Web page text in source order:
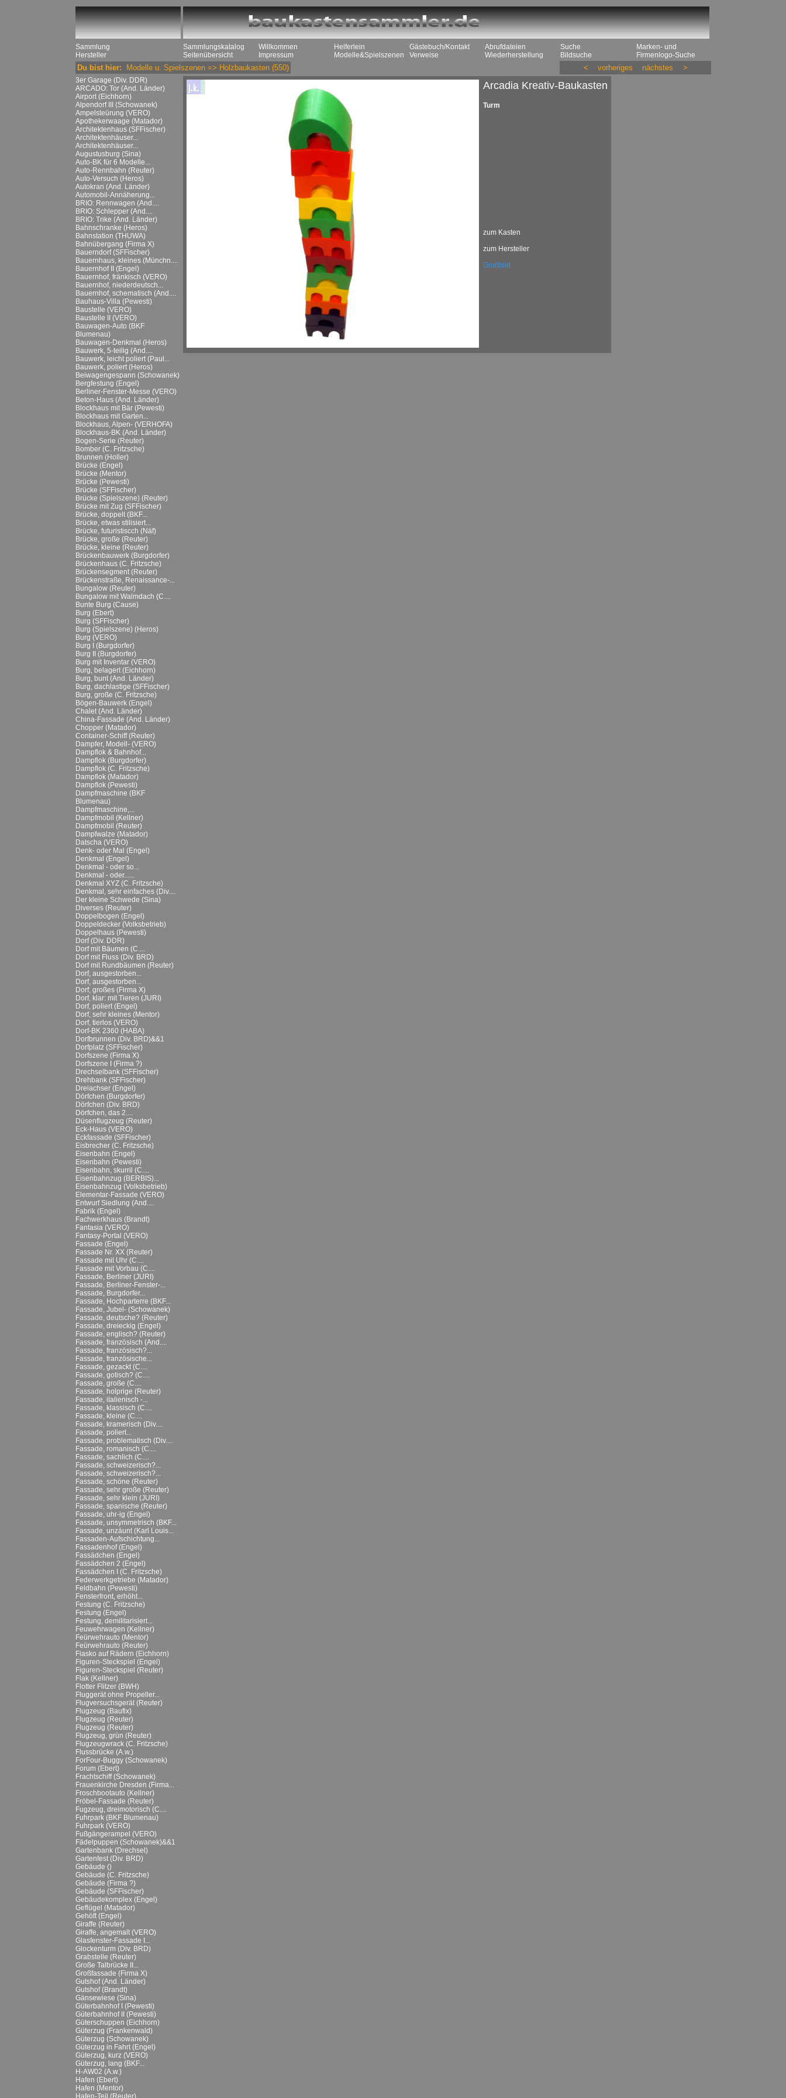
Sammlung
Hersteller
Sammlungskatalog
Seitenübersicht
Willkommen
Impressum
Helferlein
Modelle&Spielszenen
Gästebuch/Kontakt
Verweise
Abrufdateien
Wiederherstellung
Suche
Bildsuche
Marken- und
Firmenlogo-Suche
Du bist hier: Modelle u. Spielszenen => Holzbaukasten (550) < vorheriges nächstes >
3er Garage (Div. DDR)
ARCADO: Tor (And. Länder)
Airport (Eichhorn)
Alpendorf III (Schowanek)
Ampelsteürung (VERO)
Apothekerwaage (Matador)
Architektenhaus (SFFischer)
Architektenhäuser...
Architektenhäuser...
Augustusburg (Sina)
Auto-BK für 6 Modelle...
Auto-Rennbahn (Reuter)
Auto-Versuch (Heros)
Autokran (And. Länder)
Automobil-Annäherung...
BRIO: Rennwagen (And....
BRIO: Schlepper (And....
BRIO: Trike (And. Länder)
Bahnschranke (Heros)
Bahnstation (THUWA)
Bahnübergang (Firma X)
Bauerndorf (SFFischer)
Bauernhaus, kleines (Münchn....
Bauernhof II (Engel)
Bauernhof, fränkisch (VERO)
Bauernhof, niederdeutsch...
Bauernhof, schematisch (And....
Bauhaus-Villa (Pewesti)
Baustelle (VERO)
Baustelle II (VERO)
Bauwagen-Auto (BKF
Blumenau)
Bauwagen-Denkmal (Heros)
Bauwerk, 5-teilig (And....
Bauwerk, leicht poliert (Paul...
Bauwerk, poliert (Heros)
Beiwagengespann (Schowanek)
Bergfestung (Engel)
Berliner-Fenster-Messe (VERO)
Beton-Haus (And. Länder)
Blockhaus mit Bär (Pewesti)
Blockhaus mit Garten...
Blockhaus, Alpen- (VERHOFA)
Blockhaus-BK (And. Länder)
Bogen-Serie (Reuter)
Bomber (C. Fritzsche)
Brunnen (Holler)
Brücke (Engel)
Brücke (Mentor)
Brücke (Pewesti)
Brücke (SFFischer)
Brücke (Spielszene) (Reuter)
Brücke mit Zug (SFFischer)
Brücke, doppelt (BKF...
Brücke, etwas stilisiert...
Brücke, futuristiscch (Näf)
Brücke, große (Reuter)
Brücke, kleine (Reuter)
Brückenbauwerk (Burgdorfer)
Brückenhaus (C. Fritzsche)
Brückensegment (Reuter)
Brückenstraße, Renaissance-...
Bungalow (Reuter)
Bungalow mit Walmdach (C....
Bunte Burg (Cause)
Burg (Ebert)
Burg (SFFischer)
Burg (Spielszene) (Heros)
Burg (VERO)
Burg I (Burgdorfer)
Burg II (Burgdorfer)
Burg mit Inventar (VERO)
Burg, belagert (Eichhorn)
Burg, bunt (And. Länder)
Burg, dachlastige (SFFischer)
Burg, große (C. Fritzsche)
Bögen-Bauwerk (Engel)
Chalet (And. Länder)
China-Fassade (And. Länder)
Chopper (Matador)
Container-Schiff (Reuter)
Dampfer, Modell- (VERO)
Dampflok & Bahnhof...
Dampflok (Burgdorfer)
Dampflok (C. Fritzsche)
Dampflok (Matador)
Dampflok (Pewesti)
Dampfmaschine (BKF
Blumenau)
Dampfmaschine,...
Dampfmobil (Kellner)
Dampfmobil (Reuter)
Dampfwalze (Matador)
Datscha (VERO)
Denk- oder Mal (Engel)
Denkmal (Engel)
Denkmal - oder so...
Denkmal - oder......
Denkmal XYZ (C. Fritzsche)
Denkmal, sehr einfaches (Div....
Der kleine Schwede (Sina)
Diverses (Reuter)
Doppelbogen (Engel)
Doppeldecker (Volksbetrieb)
Doppelhaus (Pewesti)
Dorf (Div. DDR)
Dorf mit Bäumen (C....
Dorf mit Fluss (Div. BRD)
Dorf mit Rundbäumen (Reuter)
Dorf, ausgestorben...
Dorf, ausgestorben...
Dorf, großes (Firma X)
Dorf, klar: mit Tieren (JURI)
Dorf, poliert (Engel)
Dorf, sehr kleines (Mentor)
Dorf, tierlos (VERO)
Dorf-BK 2360 (HABA)
Dorfbrunnen (Div. BRD)&&1
Dorfplatz (SFFischer)
Dorfszene (Firma X)
Dorfszene I (Firma ?)
Drechselbank (SFFischer)
Drehbank (SFFischer)
Dreiachser (Engel)
Dörfchen (Burgdorfer)
Dörfchen (Div. BRD)
Dörfchen, das 2....
Düsenflugzeug (Reuter)
Eck-Haus (VERO)
Eckfassade (SFFischer)
Eisbrecher (C. Fritzsche)
Eisenbahn (Engel)
Eisenbahn (Pewesti)
Eisenbahn, skurril (C....
Eisenbahnzug (BERBIS)...
Eisenbahnzug (Volksbetrieb)
Elementar-Fassade (VERO)
Entwurf Siedlung (And....
Fabrik (Engel)
Fachwerkhaus (Brandt)
Fantasia (VERO)
Fantasy-Portal (VERO)
Fassade (Engel)
Fassade Nr. XX (Reuter)
Fassade mit Uhr (C....
Fassade mit Vorbau (C....
Fassade, Berliner (JURI)
Fassade, Berliner-Fenster-...
Fassade, Burgdorfer...
Fassade, Hochparterre (BKF...
Fassade, Jubel- (Schowanek)
Fassade, deutsche? (Reuter)
Fassade, dreieckig (Engel)
Fassade, englisch? (Reuter)
Fassade, französisch (And....
Fassade, französisch?...
Fassade, französische...
Fassade, gezackt (C....
Fassade, gotisch? (C....
Fassade, große (C....
Fassade, holprige (Reuter)
Fassade, italienisch -...
Fassade, klassisch (C....
Fassade, kleine (C....
Fassade, kramerisch (Div....
Fassade, poliert...
Fassade, problematisch (Div....
Fassade, romanisch (C....
Fassade, sachlich (C....
Fassade, schweizerisch?...
Fassade, schweizerisch?...
Fassade, schöne (Reuter)
Fassade, sehr große (Reuter)
Fassade, sehr klein (JURI)
Fassade, spanische (Reuter)
Fassade, uhr-ig (Engel)
Fassade, unsymmetrisch (BKF...
Fassade, unzäunt (Karl Louis...
Fassaden-Aufschichtung...
Fassadenhof (Engel)
Fassädchen (Engel)
Fassädchen 2 (Engel)
Fassädchen I (C. Fritzsche)
Federwerkgetriebe (Matador)
Feldbahn (Pewesti)
Fensterfront, erhöht...
Festung (C. Fritzsche)
Festung (Engel)
Festung, demilitarisiert...
Feuwehrwagen (Kellner)
Feürwehrauto (Mentor)
Feürwehrauto (Reuter)
Fiasko auf Rädern (Eichhorn)
Figuren-Steckspiel (Engel)
Figuren-Steckspiel (Reuter)
Flak (Kellner)
Flotter Flitzer (BWH)
Fluggerät ohne Propeller...
Flugversuchsgerät (Reuter)
Flugzeug (Baufix)
Flugzeug (Reuter)
Flugzeug (Reuter)
Flugzeug, grün (Reuter)
Flugzeugwrack (C. Fritzsche)
Flussbrücke (A.w.)
ForFour-Buggy (Schowanek)
Forum (Ebert)
Frachtschiff (Schowanek)
Frauenkirche Dresden (Firma...
Froschbootauto (Kellner)
Fröbel-Fassade (Reuter)
Fugzeug, dreimotorisch (C....
Fuhrpark (BKF Blumenau)
Fuhrpark (VERO)
Fußgängerampel (VERO)
Fädelpuppen (Schowanek)&&1
Gartenbank (Drechsel)
Gartenfest (Div. BRD)
Gebäude ()
Gebäude (C. Fritzsche)
Gebäude (Firma ?)
Gebäude (SFFischer)
Gebäudekomplex (Engel)
Geflügel (Matador)
Gehöft (Engel)
Giraffe (Reuter)
Giraffe, angemalt (VERO)
Glasfenster-Fassade I...
Glockenturm (Div. BRD)
Grabstelle (Reuter)
Große Talbrücke II...
Großfassade (Firma X)
Gutshof (And. Länder)
Gutshof (Brandt)
Gänsewiese (Sina)
Güterbahnhof I (Pewesti)
Güterbahnhof II (Pewesti)
Güterschuppen (Eichhorn)
Güterzug (Frankenwald)
Güterzug (Schowanek)
Güterzug in Fahrt (Engel)
Güterzug, kurz (VERO)
Güterzug, lang (BKF...
H-AW02 (A.w.)
Hafen (Ebert)
Hafen (Mentor)
Hafen-Teil (Reuter)
Arcadia Kreativ-Baukasten
Turm
zum Kasten
zum Hersteller
Großbild